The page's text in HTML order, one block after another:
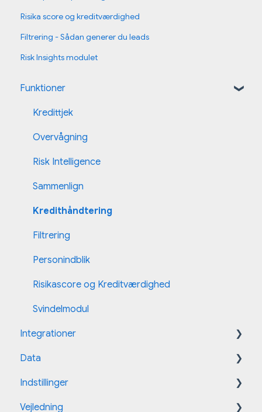
Risika score og kreditværdighed
Filtrering - Sådan generer du leads
Risk Insights modulet
Funktioner
Kredittjek
Overvågning
Risk Intelligence
Sammenlign
Kredithåndtering
Filtrering
Personindblik
Risikascore og Kreditværdighed
Svindelmodul
Integrationer
E-conomic
HubSpot
Microsoft Business Central
Data
Risika x Coface data
Indstillinger
Administrator
Vejledning